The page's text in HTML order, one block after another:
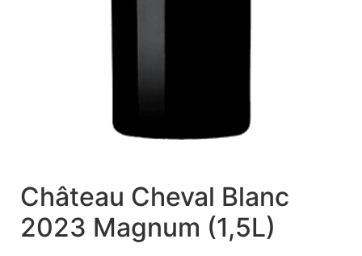
Château Cheval Blanc
2023 Magnum (1,5L)